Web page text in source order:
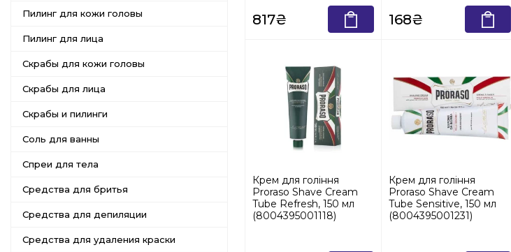
Пилинг для кожи головы
Пилинг для лица
Скрабы для кожи головы
Скрабы для лица
Скрабы и пилинги
Соль для ванны
Спреи для тела
Средства для бритья
Средства для депиляции
Средства для удаления краски
817₴ 168₴
Крем для гоління
Proraso Shave Cream
Tube Refresh, 150 мл
(8004395001118)
Крем для гоління
Proraso Shave Cream
Tube Sensitive, 150 мл
(8004395001231)